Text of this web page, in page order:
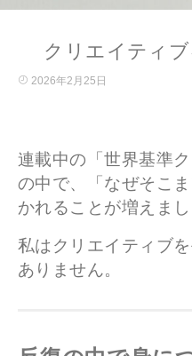
クリエイティ
2026年2月25日
連載中の「世界基準
の中で、「なぜそこ
かれることが増えまし
私はクリエイティブ
ありません。